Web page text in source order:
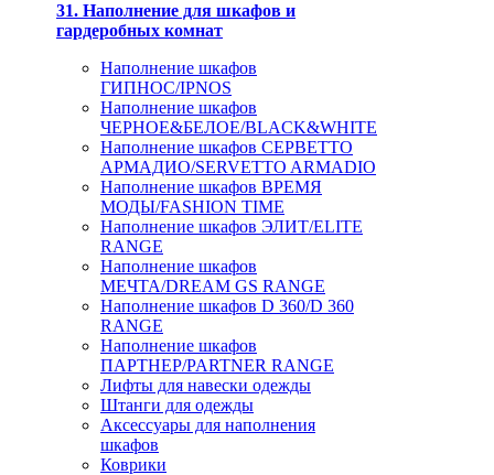
31. Наполнение для шкафов и
гардеробных комнат
Наполнение шкафов
ГИПНОС/IPNOS
Наполнение шкафов
ЧЕРНОЕ&БЕЛОЕ/BLACK&WHITE
Наполнение шкафов СЕРВЕТТО
АРМАДИО/SERVETTO ARMADIO
Наполнение шкафов ВРЕМЯ
МОДЫ/FASHION TIME
Наполнение шкафов ЭЛИТ/ELITE
RANGE
Наполнение шкафов
МЕЧТА/DREAM GS RANGE
Наполнение шкафов D 360/D 360
RANGE
Наполнение шкафов
ПАРТНЕР/PARTNER RANGE
Лифты для навески одежды
Штанги для одежды
Аксессуары для наполнения
шкафов
Коврики